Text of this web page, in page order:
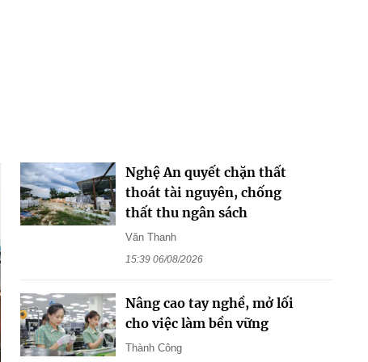
Nghệ An quyết chặn thất
thoát tài nguyên, chống
thất thu ngân sách
Văn Thanh
15:39 06/08/2026
Nâng cao tay nghề, mở lối
cho việc làm bền vững
Thành Công